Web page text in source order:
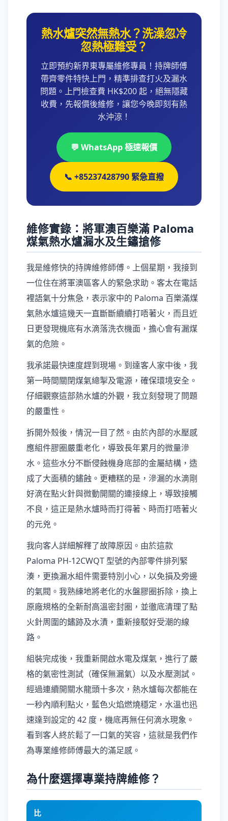
熱水爐突然無熱水？洗澡忽冷
忽熱極難受？
立即預約新界東專屬維修專員！持牌師傅
帶齊零件特快上門，精準排查打火及漏水
問題。上門檢查費 HK$200 起，絕無隱藏
收費，先報價後維修，讓您今晚即刻有熱
水沖涼！
💬 WhatsApp 極速報價
📞 +85237428790 緊急直撥
維修實錄：將軍澳百樂滿 Paloma
煤氣熱水爐漏水及生鏽搶修
我是維修快的持牌維修師傅。上個星期，我接到
一位住在將軍澳區客人的緊急求助。客太在電話
裡語氣十分焦急，表示家中的 Paloma 百樂滿煤
氣熱水爐這幾天一直斷斷續續打唔著火，而且近
日更發現機底有水滴落洗衣機面，擔心會有漏煤
氣的危險。
我承諾最快速度趕到現場。到達客人家中後，我
第一時間關閉煤氣總掣及電源，確保環境安全。
仔細觀察這部熱水爐的外觀，我立刻發現了問題
的嚴重性。
拆開外殼後，情況一目了然。由於內部的水壓感
應組件膠圈嚴重老化，導致長年累月的微量滲
水。這些水分不斷侵蝕機身底部的金屬結構，造
成了大面積的鏽蝕。更糟糕的是，滲漏的水滴剛
好滴在點火針與微動開關的連接線上，導致接觸
不良，這正是熱水爐時而打得著、時而打唔著火
的元兇。
我向客人詳細解釋了故障原因。由於這款
Paloma PH-12CWQT 型號的內部零件排列緊
湊，更換漏水組件需要特別小心，以免損及旁邊
的氣閥。我熟練地將老化的水盤膠圈拆除，換上
原廠規格的全新耐高溫密封圈，並徹底清理了點
火針周圍的鏽跡及水漬，重新接駁好受潮的線
路。
組裝完成後，我重新開啟水電及煤氣，進行了嚴
格的氣密性測試（確保無漏氣）以及水壓測試。
經過連續開關水龍頭十多次，熱水爐每次都能在
一秒內順利點火，藍色火焰燃燒穩定，水溫也迅
速達到設定的 42 度，機底再無任何滴水現象。
看到客人終於鬆了一口氣的笑容，這就是我們作
為專業維修師傅最大的滿足感。
為什麼選擇專業持牌維修？
比